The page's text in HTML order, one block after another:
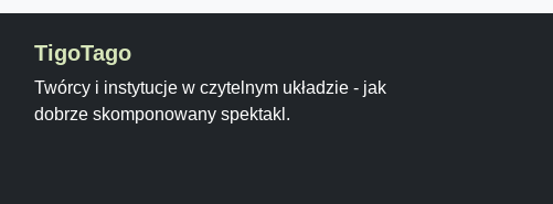
TigoTago
Twórcy i instytucje w czytelnym układzie - jak
dobrze skomponowany spektakl.